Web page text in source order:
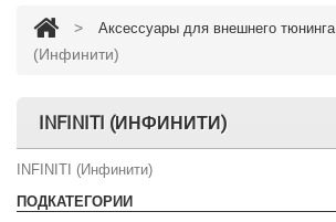
> Аксессуары для внешнего тюнинга
(Инфинити)
INFINITI (ИНФИНИТИ)
INFINITI (Инфинити)
ПОДКАТЕГОРИИ